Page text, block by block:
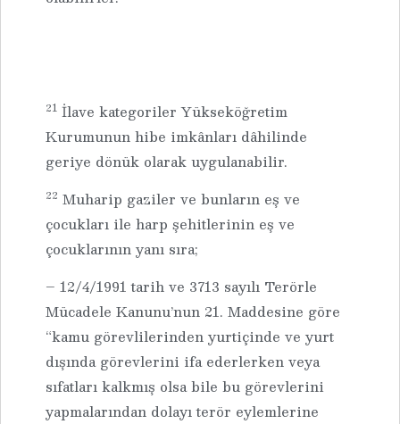
21 İlave kategoriler Yükseköğretim
Kurumunun hibe imkânları dâhilinde
geriye dönük olarak uygulanabilir.
22 Muharip gaziler ve bunların eş ve
çocukları ile harp şehitlerinin eş ve
çocuklarının yanı sıra;
– 12/4/1991 tarih ve 3713 sayılı Terörle
Mücadele Kanunu’nun 21. Maddesine göre
“kamu görevlilerinden yurtiçinde ve yurt
dışında görevlerini ifa ederlerken veya
sıfatları kalkmış olsa bile bu görevlerini
yapmalarından dolayı terör eylemlerine